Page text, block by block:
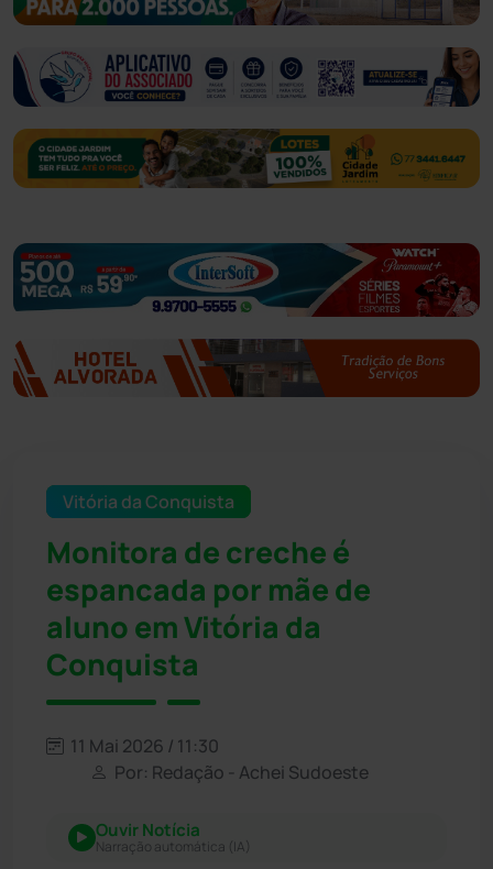
Vitória da Conquista
Monitora de creche é
espancada por mãe de
aluno em Vitória da
Conquista
11 Mai 2026 / 11:30
Por: Redação - Achei Sudoeste
Ouvir Notícia
Narração automática (IA)